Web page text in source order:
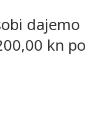
dajemo
kn po